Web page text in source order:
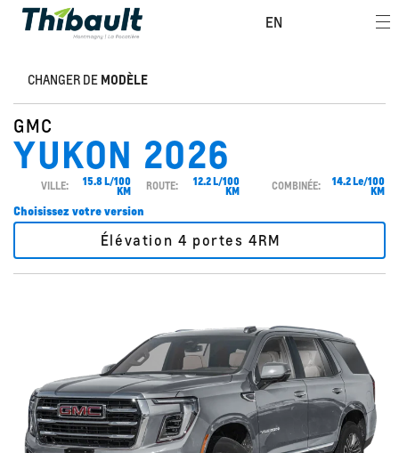
EN
CHANGER DE MODÈLE
GMC
YUKON 2026
VILLE: 15.8 L/100
KM ROUTE: 12.2 L/100
KM COMBINÉE: 14.2 Le/100
KM
Choisissez votre version
Élévation 4 portes 4RM